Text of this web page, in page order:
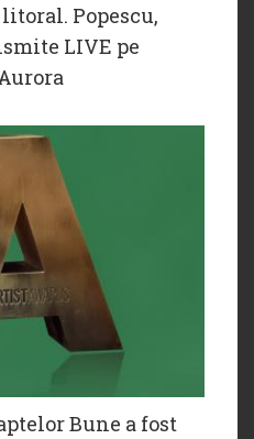
Popescu,
LIVE pe
Bune a fost